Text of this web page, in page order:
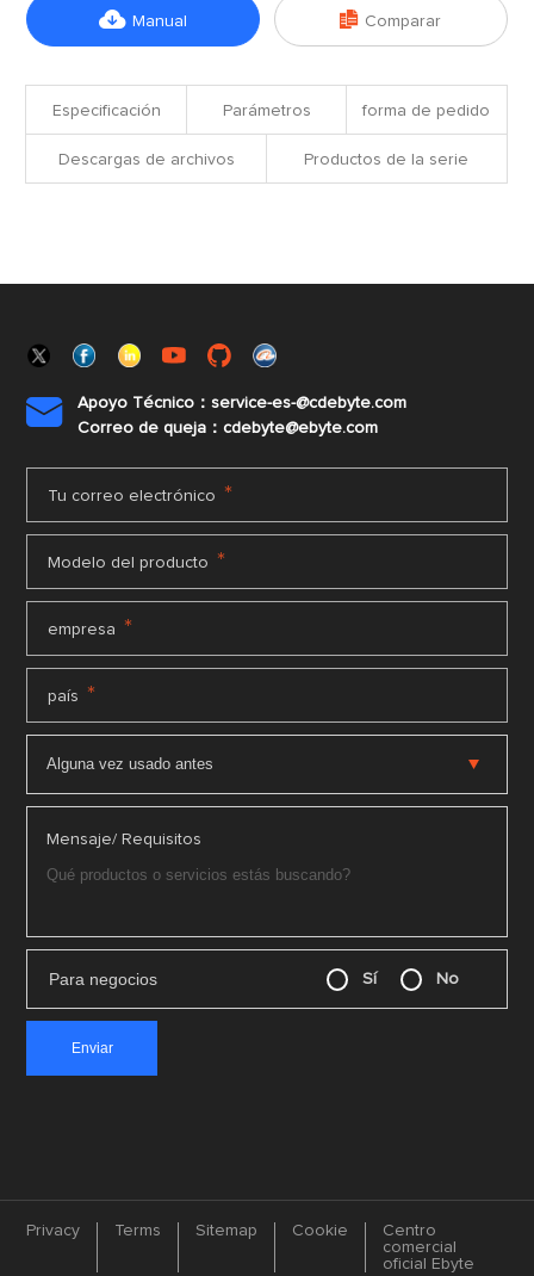
 Manual  Comparar
Especificación Parámetros forma de pedido
Descargas de archivos Productos de la serie

Apoyo Técnico：service-es-@cdebyte.com
Correo de queja：cdebyte@ebyte.com
Tu correo electrónico *
Modelo del producto *
empresa *
país *
Mensaje/ Requisitos
Para negocios Sí No
Privacy Terms Sitemap Cookie
Centro
comercial
oficial Ebyte